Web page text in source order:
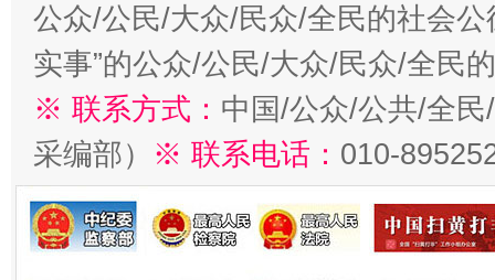
公众/公民/大众/民众/全民的社会公
实事”的公众/公民/大众/民众/全民
※ 联系方式： 中国/公众/公共/全
采编部） ※ 联系电话： 010-